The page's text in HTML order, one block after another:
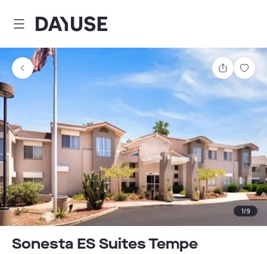
Dayuse
Partager
1/9
Sonesta ES Suites Tempe